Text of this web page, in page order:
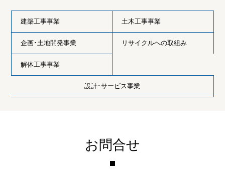
建築工事事業 土木工事事業
企画･土地開発事業 リサイクルへの取組み
解体工事事業
設計･サービス事業
お問合せ